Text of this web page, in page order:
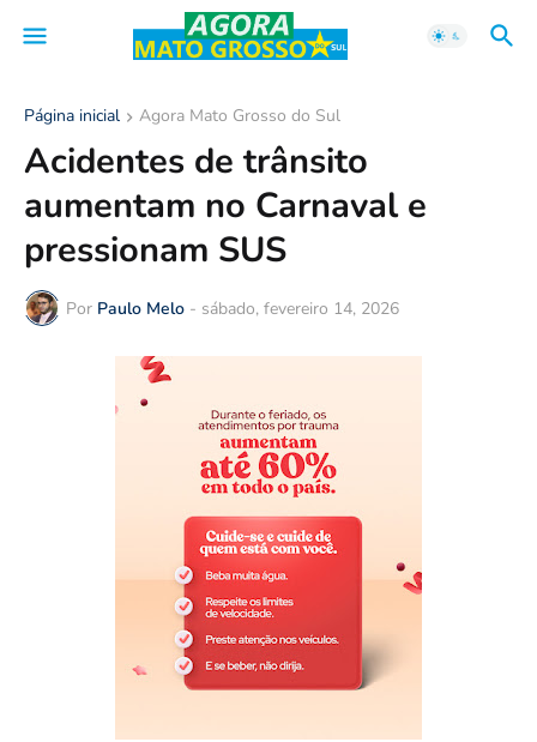
Página inicial Agora Mato Grosso do Sul
Acidentes de trânsito
aumentam no Carnaval e
pressionam SUS
Por Paulo Melo - sábado, fevereiro 14, 2026